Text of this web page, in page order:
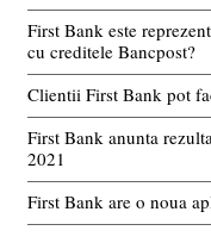
First Bank este
cu creditele Bancpost?
Clientii First Bank pot
First Bank anunta
2021
First Bank are o noua